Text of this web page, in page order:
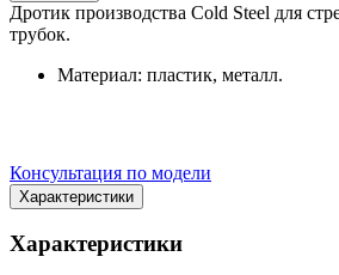
Дротик производства Cold Steel для
трубок.
Материал: пластик, металл.
Консультация по модели
Характеристики
Характеристики